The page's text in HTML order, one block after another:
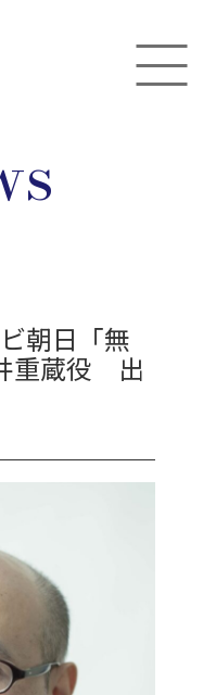
朝日「無
重蔵役 出